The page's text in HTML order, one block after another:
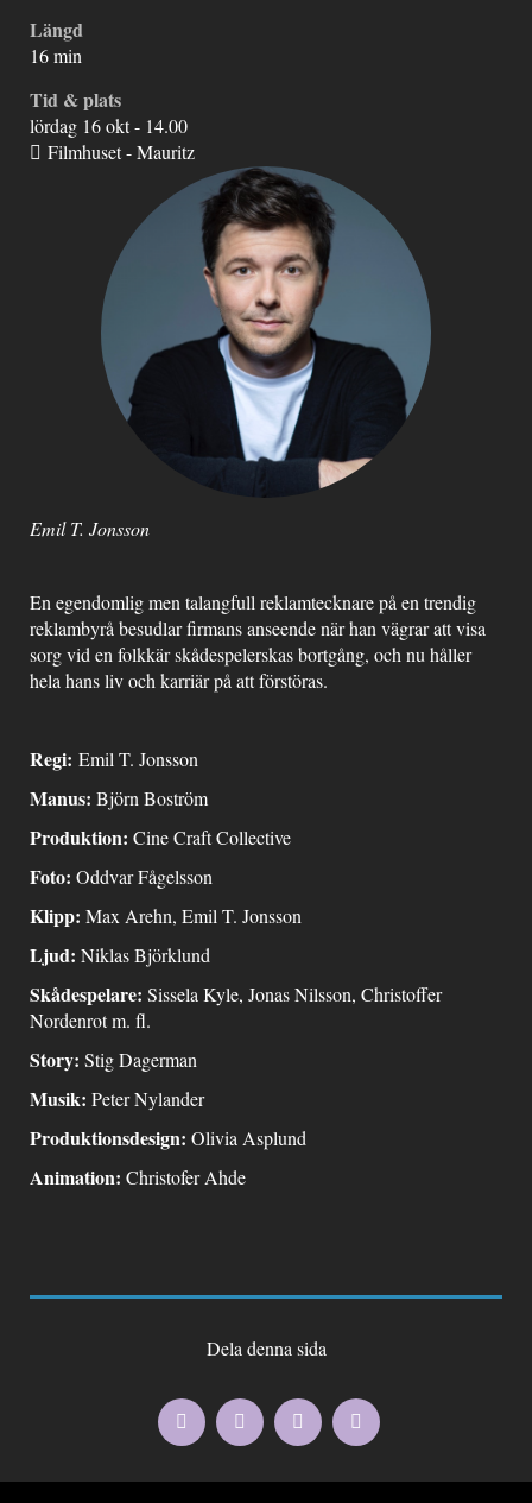
Längd
16 min
Tid & plats
lördag 16 okt - 14.00
Filmhuset - Mauritz
Emil T. Jonsson
En egendomlig men talangfull reklamtecknare på en trendig
reklambyrå besudlar firmans anseende när han vägrar att visa
sorg vid en folkkär skådespelerskas bortgång, och nu håller
hela hans liv och karriär på att förstöras.
Regi: Emil T. Jonsson
Manus: Björn Boström
Produktion: Cine Craft Collective
Foto: Oddvar Fågelsson
Klipp: Max Arehn, Emil T. Jonsson
Ljud: Niklas Björklund
Skådespelare: Sissela Kyle, Jonas Nilsson, Christoffer
Nordenrot m. fl.
Story: Stig Dagerman
Musik: Peter Nylander
Produktionsdesign: Olivia Asplund
Animation: Christofer Ahde
Dela denna sida